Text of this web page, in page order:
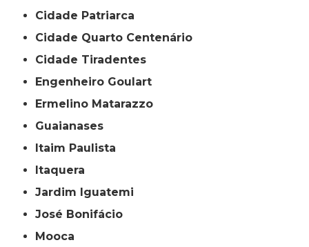
Cidade Patriarca
Cidade Quarto Centenário
Cidade Tiradentes
Engenheiro Goulart
Ermelino Matarazzo
Guaianases
Itaim Paulista
Itaquera
Jardim Iguatemi
José Bonifácio
Mooca